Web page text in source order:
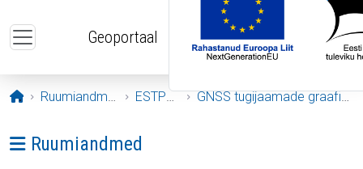
Geoportaal
Avaleht
Ruumiandmed ESTPOS GNSS tugijaamade graafikud
Ava menüü: Ruumiandmed
Ruumiandmed